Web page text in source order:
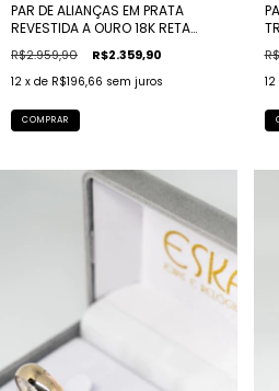
PAR DE ALIANÇAS EM PRATA
REVESTIDA A OURO 18K RETA
FACETADA
R$2.959,90 R$2.359,90
12 x de R$196,66 sem juros
COMPRAR
12